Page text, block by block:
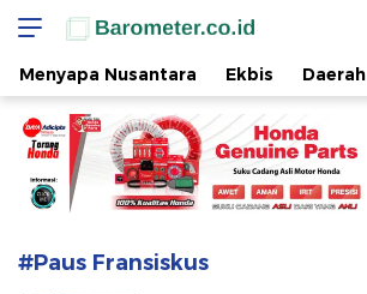
www.barometer.co.id
Berita Terkini di Sulawesi Utara
Menyapa Nusantara Ekbis Daerah
#Paus Fransiskus